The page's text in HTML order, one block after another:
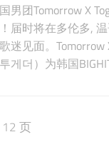
男团Tomorrow X
届时将在多伦多,
迷见面。
게더）为韩国
页